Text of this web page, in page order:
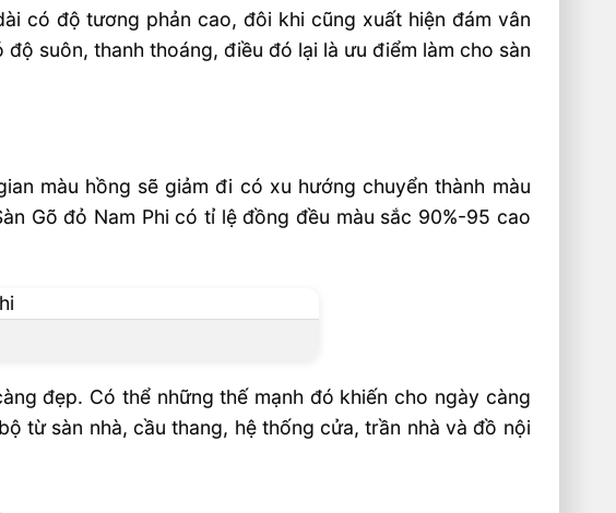
có độ tương phản cao, đôi khi cũng xuất hiện đám vân
suôn, thanh thoáng, điều đó lại là ưu điểm làm cho sàn
màu hồng sẽ giảm đi có xu hướng chuyển thành màu
Gõ đỏ Nam Phi có tỉ lệ đồng đều màu sắc 90%-95 cao
đẹp. Có thể những thế mạnh đó khiến cho ngày càng
từ sàn nhà, cầu thang, hệ thống cửa, trần nhà và đồ nội